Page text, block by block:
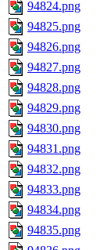
94824.png
94825.png
94826.png
94827.png
94828.png
94829.png
94830.png
94831.png
94832.png
94833.png
94834.png
94835.png